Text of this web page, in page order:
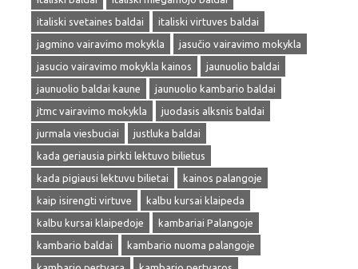
italiski svetaines baldai
italiski virtuves baldai
jagmino vairavimo mokykla
jasučio vairavimo mokykla
jasucio vairavimo mokykla kainos
jaunuolio baldai
jaunuolio baldai kaune
jaunuolio kambario baldai
jtmc vairavimo mokykla
juodasis alksnis baldai
jurmala viesbuciai
justluka baldai
kada geriausia pirkti lektuvo bilietus
kada pigiausi lektuvu bilietai
kainos palangoje
kaip isirengti virtuve
kalbu kursai klaipeda
kalbu kursai klaipedoje
kambariai Palangoje
kambario baldai
kambario nuoma palangoje